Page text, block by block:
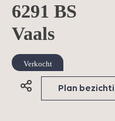
6291 BS
Vaals
Verkocht
Plan